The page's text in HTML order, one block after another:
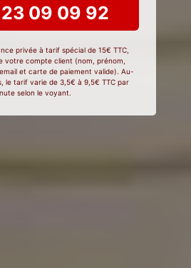
09 09 92
privée à tarif spécial de 15€ TTC,
votre compte client (nom, prénom,
et carte de paiement valide). Au-
le tarif varie de 3,5€ à 9,5€ TTC par
selon le voyant.